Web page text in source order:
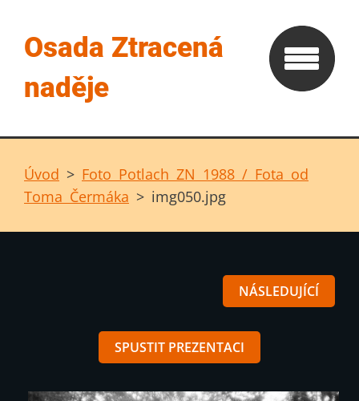
Osada Ztracená
naděje
Úvod > Foto Potlach ZN 1988 / Fota od
Toma Čermáka > img050.jpg
NÁSLEDUJÍCÍ
SPUSTIT PREZENTACI